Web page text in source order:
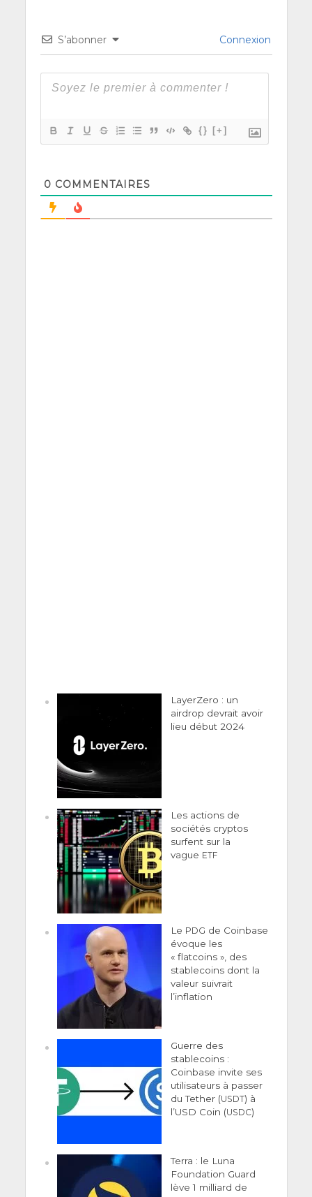
S’abonner Connexion
{} [+]
0 COMMENTAIRES
LayerZero : un
airdrop devrait avoir
lieu début 2024
Les actions de
sociétés cryptos
surfent sur la
vague ETF
Le PDG de Coinbase
évoque les
« flatcoins », des
stablecoins dont la
valeur suivrait
l’inflation
Guerre des
stablecoins :
Coinbase invite ses
utilisateurs à passer
du Tether (USDT) à
l’USD Coin (USDC)
Terra : le Luna
Foundation Guard
lève 1 milliard de